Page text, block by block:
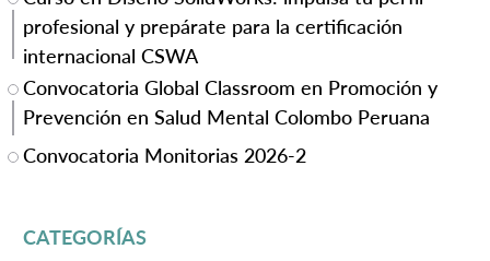
profesional y prepárate para la certificación
internacional CSWA
Convocatoria Global Classroom en Promoción y
Prevención en Salud Mental Colombo Peruana
Convocatoria Monitorias 2026-2
CATEGORÍAS